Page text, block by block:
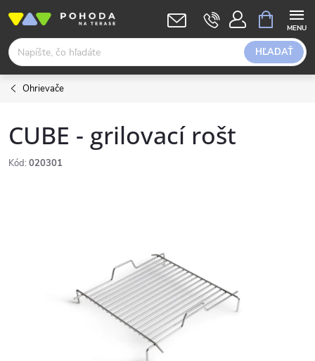
obsah
HĽADAŤ
KOŠÍK
Ohrievače
CUBE - grilovací rošt
Kód: 020301